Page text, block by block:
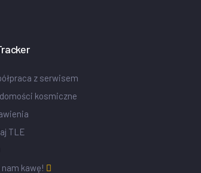
z serwisem
kosmiczne
TLE
nam kawę!